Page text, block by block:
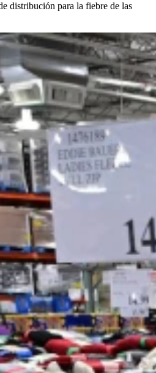
distribución para la fiebre de las